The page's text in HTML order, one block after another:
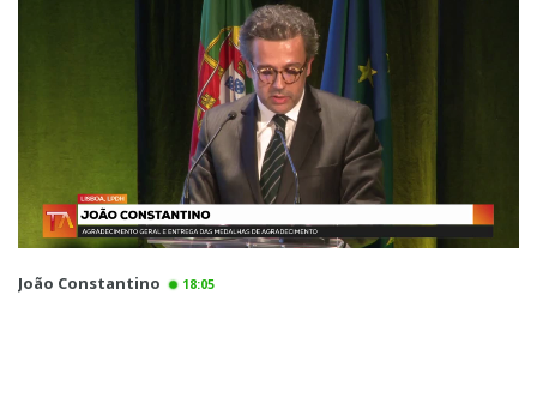
João Constantino 18:05